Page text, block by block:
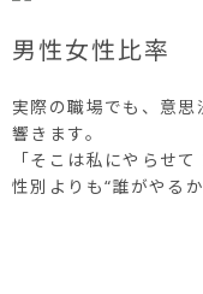
男性女性比率
実際の職場でも、意思
響きます。
「そこは私にやらせ
性別よりも“誰がやる